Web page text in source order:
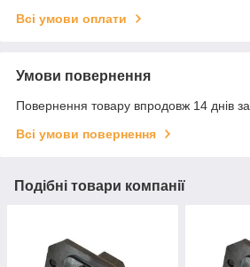
Всі умови оплати
Умови повернення
Повернення товару впродовж 14 днів
Всі умови повернення
Подібні товари компанії